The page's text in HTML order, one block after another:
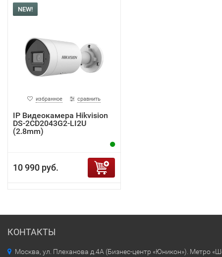
NEW!
избранное сравнить
IP Видеокамера Hikvision
DS-2CD2043G2-LI2U
(2.8mm)
10 990 руб.
КОНТАКТЫ
Москва, ул. Плеханова д.4А (Бизнес-центр «Юникон»). Метро